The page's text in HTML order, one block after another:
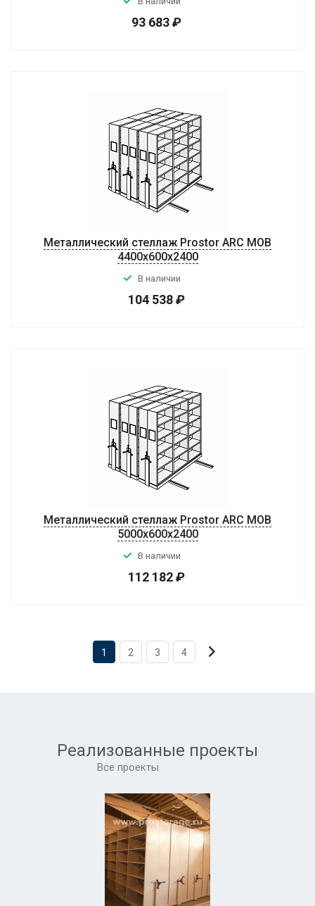
93 683₽
Металлический стеллаж Prostor ARC MOB
4400x600x2400
В наличии
104 538₽
Металлический стеллаж Prostor ARC MOB
5000x600x2400
В наличии
112 182₽
1 2 3 4
Реализованные проекты
Все проекты